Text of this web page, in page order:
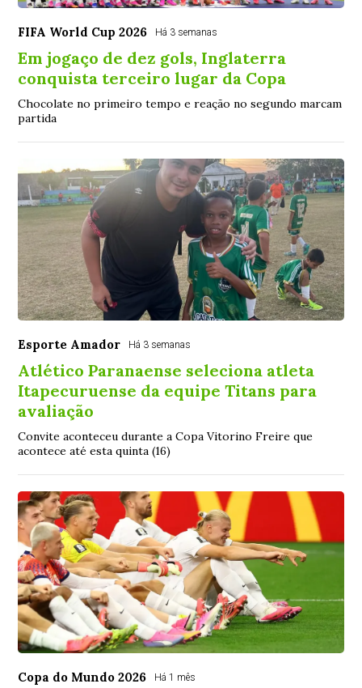
FIFA World Cup 2026 Há 3 semanas
Em jogaço de dez gols, Inglaterra
conquista terceiro lugar da Copa
Chocolate no primeiro tempo e reação no segundo marcam
partida
Esporte Amador Há 3 semanas
Atlético Paranaense seleciona atleta
Itapecuruense da equipe Titans para
avaliação
Convite aconteceu durante a Copa Vitorino Freire que
acontece até esta quinta (16)
Copa do Mundo 2026 Há 1 mês